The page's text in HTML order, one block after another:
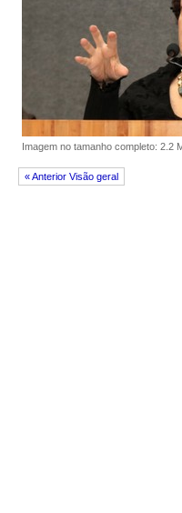
Imagem no tamanho completo: 2.2
« Anterior Visão geral